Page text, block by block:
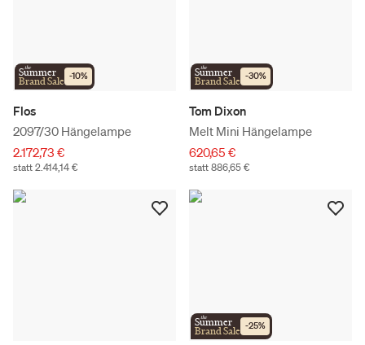
the
Summer
Brand Sale -10%
Flos
2097/30 Hängelampe
2.172,73 €
statt 2.414,14 €
the
Summer
Brand Sale -30%
Tom Dixon
Melt Mini Hängelampe
620,65 €
statt 886,65 €
the
Summer
Brand Sale -25%